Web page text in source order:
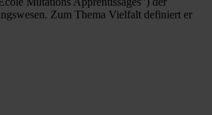
Zum Thema Vielfalt definiert er